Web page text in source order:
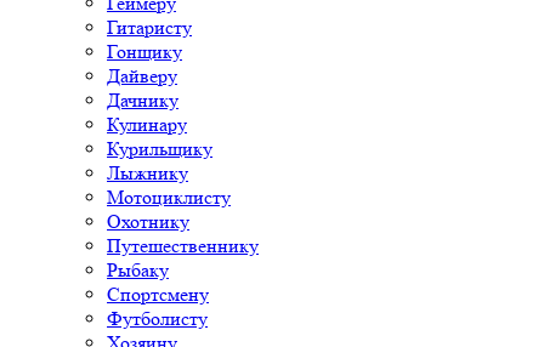
Гитаристу
Гонщику
Дайверу
Дачнику
Кулинару
Курильщику
Лыжнику
Мотоциклисту
Охотнику
Путешественнику
Рыбаку
Спортсмену
Футболисту